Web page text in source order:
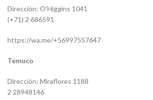
Dirección: O’Higgins 1041
(+71) 2 686591
https://wa.me/+56997557647
Temuco
Dirección: Miraflores 1188
2 28948146